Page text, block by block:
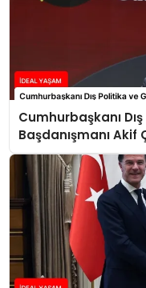
Cumhurbaşkanı
Başdanışmanı Akif
Konuştu